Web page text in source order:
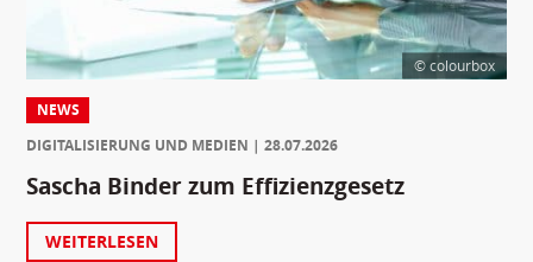
© colourbox
NEWS
DIGITALISIERUNG UND MEDIEN
28.07.2026
Sascha Binder zum Effizienzgesetz
WEITERLESEN